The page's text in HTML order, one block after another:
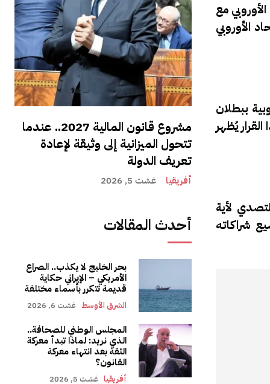
مشروع قانون المالية 2027.. عندما
تتحول الميزانية إلى وثيقة لإعادة
تعريف الدولة
أفريقيا غشت 5, 2026
أحدث المقالات
بحر الخليج لا يكذب.. الصراع
الأمريكي – الإيراني حكاية
قديمة تتكرر بأسماء مختلفة
الشرق الأوسط غشت 6, 2026
المجلس الوطني للصحافة..
الذي نريد: لماذا تبدأ معركة
الثقة بعد انتهاء معركة
القانون؟
أفريقيا غشت 5, 2026
مع
الأوروبي
ببطلان
يُظهر
لأية
شراكاته